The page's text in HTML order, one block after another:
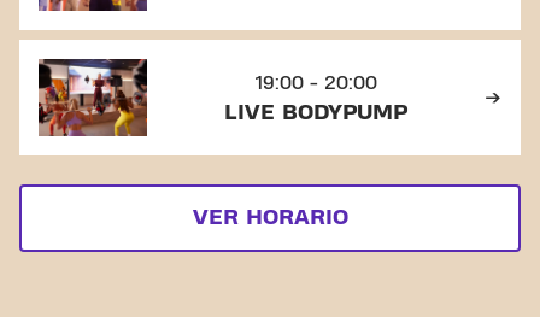
19:00 - 20:00
LIVE BODYPUMP
VER HORARIO